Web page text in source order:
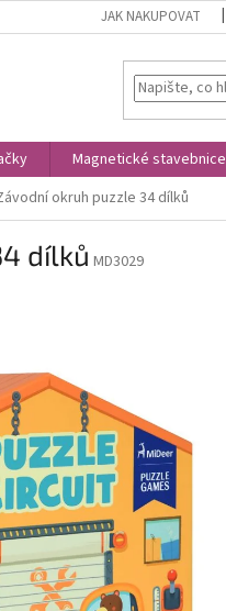
JAK NAKUPOVAT
Magnetické stavebnice
okruh puzzle 34 dílků
dílků MD3029